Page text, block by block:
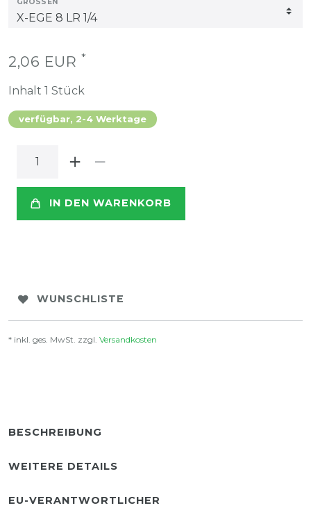
2,06 EUR *
Inhalt 1 Stück
verfügbar, 2-4 Werktage
IN DEN WARENKORB
WUNSCHLISTE
* inkl. ges. MwSt. zzgl. Versandkosten
BESCHREIBUNG
WEITERE DETAILS
EU-VERANTWORTLICHER